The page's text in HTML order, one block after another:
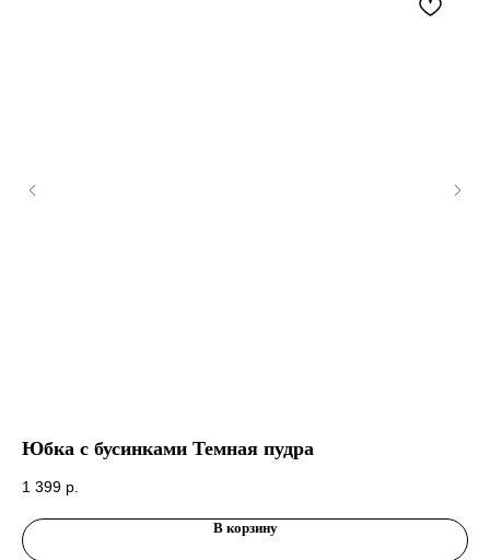
Юбка с бусинками Темная пудра
1 399 р.
В корзину